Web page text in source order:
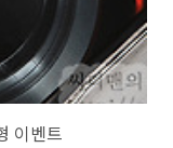
이벤트